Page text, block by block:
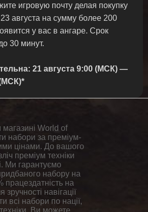
игровую почту делая покупку
августа на сумму более 200
у вас в ангаре. Срок
30 минут.
21 августа 9:00 (МСК) —
World of
набори за преміум-
цінами. До вашого
преміум техніки
Ми гарантуємо
набору на
працездатність на
навігації
всі набори по нації,
Ви можете